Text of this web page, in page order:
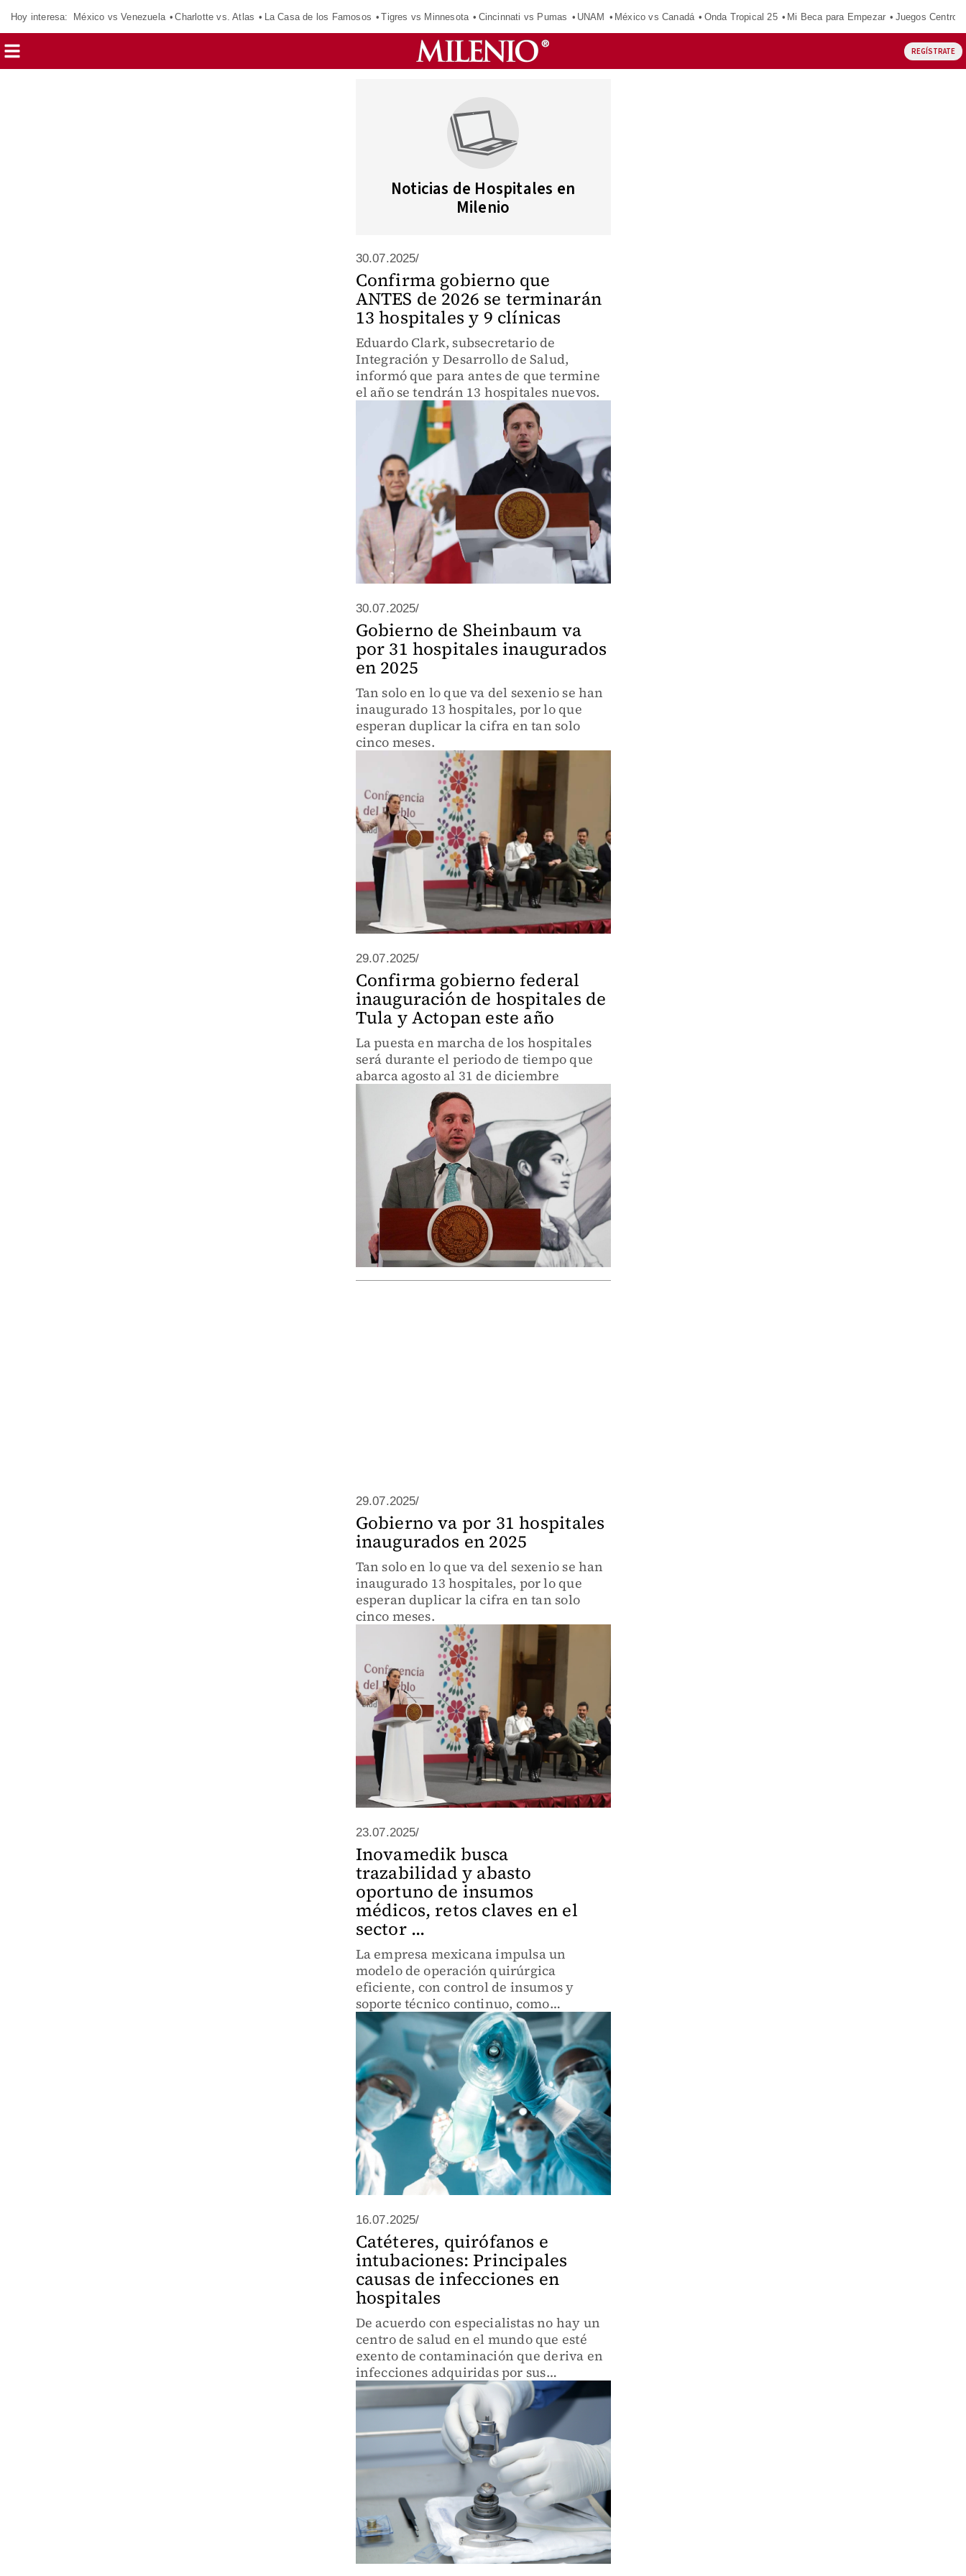
Hoy interesa: México vs Venezuela Charlotte vs. Atlas La Casa de los Famosos Tigres vs Minnesota Cincinnati vs Pumas UNAM México vs Canadá Onda Tropical 25 Mi Beca para Empezar Juegos
REGÍSTRATE
Noticias de Hospitales en
Milenio
30.07.2025/
Confirma gobierno que
ANTES de 2026 se terminarán
13 hospitales y 9 clínicas
Eduardo Clark, subsecretario de
Integración y Desarrollo de Salud,
informó que para antes de que termine
el año se tendrán 13 hospitales nuevos.
30.07.2025/
Gobierno de Sheinbaum va
por 31 hospitales inaugurados
en 2025
Tan solo en lo que va del sexenio se han
inaugurado 13 hospitales, por lo que
esperan duplicar la cifra en tan solo
cinco meses.
29.07.2025/
Confirma gobierno federal
inauguración de hospitales de
Tula y Actopan este año
La puesta en marcha de los hospitales
será durante el periodo de tiempo que
abarca agosto al 31 de diciembre
29.07.2025/
Gobierno va por 31 hospitales
inaugurados en 2025
Tan solo en lo que va del sexenio se han
inaugurado 13 hospitales, por lo que
esperan duplicar la cifra en tan solo
cinco meses.
23.07.2025/
Inovamedik busca
trazabilidad y abasto
oportuno de insumos
médicos, retos claves en el
sector ...
La empresa mexicana impulsa un
modelo de operación quirúrgica
eficiente, con control de insumos y
soporte técnico continuo, como
respuesta a los desafíos estructurales en
hospitales públicos y privados.
16.07.2025/
Catéteres, quirófanos e
intubaciones: Principales
causas de infecciones en
hospitales
De acuerdo con especialistas no hay un
centro de salud en el mundo que esté
exento de contaminación que deriva en
infecciones adquiridas por sus
pacientes.